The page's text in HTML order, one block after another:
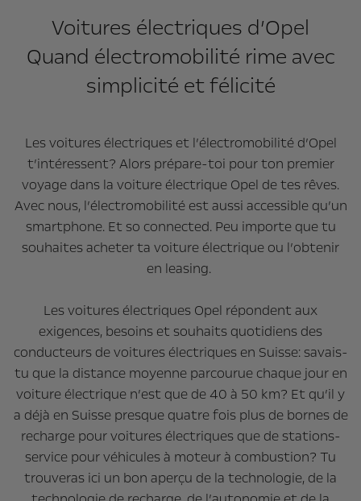
Voitures électriques d’Opel
Quand électromobilité rime avec
simplicité et félicité
Les voitures électriques et l’électromobilité d’Opel
t’intéressent? Alors prépare-toi pour ton premier
voyage dans la voiture électrique Opel de tes rêves.
Avec nous, l’électromobilité est aussi accessible qu’un
smartphone. Et so connected. Peu importe que tu
souhaites acheter ta voiture électrique ou l’obtenir
en leasing.
Les voitures électriques Opel répondent aux
exigences, besoins et souhaits quotidiens des
conducteurs de voitures électriques en Suisse: savais-
tu que la distance moyenne parcourue chaque jour en
voiture électrique n’est que de 40 à 50 km? Et qu’il y
a déjà en Suisse presque quatre fois plus de bornes de
recharge pour voitures électriques que de stations-
service pour véhicules à moteur à combustion? Tu
trouveras ici un bon aperçu de la technologie, de la